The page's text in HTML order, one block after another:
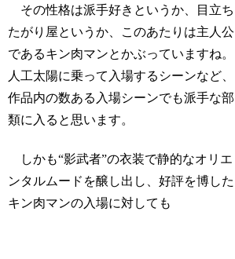
その性格は派手好きというか、目立ち
たがり屋というか、このあたりは主人公
であるキン肉マンとかぶっていますね。
人工太陽に乗って入場するシーンなど、
作品内の数ある入場シーンでも派手な部
類に入ると思います。
しかも“影武者”の衣装で静的なオリエ
ンタルムードを醸し出し、好評を博した
キン肉マンの入場に対しても